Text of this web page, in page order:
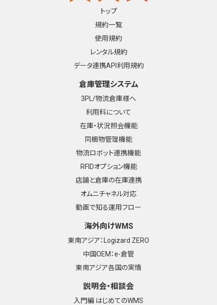
トップ
規約一覧
使用規約
レンタル規約
データ連携API利用規約
倉庫管理システム
3PL/物流倉庫様へ
利用料について
在庫・状況照会機能
同梱物管理機能
物流ロボット連携機能
RFIDオプション機能
店舗と倉庫の在庫連携
オムニチャネル対応
動画で知る運用フロー
海外向けWMS
東南アジア：Logizard ZERO
中国OEM：e-倉管
東南アジア各国の実情
説明会・相談会
入門編 はじめてのWMS